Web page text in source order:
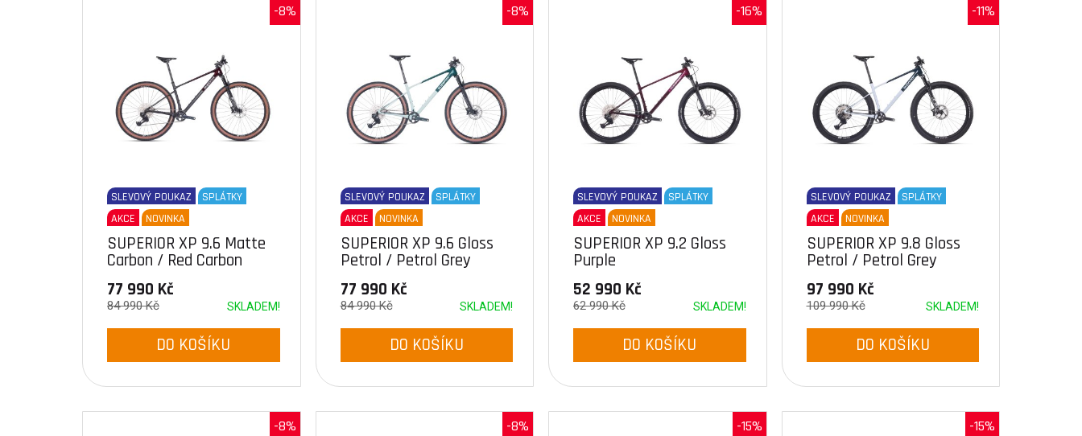
-8%
SLEVOVÝ POUKAZ
SPLÁTKY
AKCE
NOVINKA
SUPERIOR XP 9.6 Matte
Carbon / Red Carbon
77 990 Kč
SKLADEM!
84 990 Kč
DO KOŠÍKU
-8%
SLEVOVÝ POUKAZ
SPLÁTKY
AKCE
NOVINKA
SUPERIOR XP 9.6 Gloss
Petrol / Petrol Grey
77 990 Kč
SKLADEM!
84 990 Kč
DO KOŠÍKU
-16%
SLEVOVÝ POUKAZ
SPLÁTKY
AKCE
NOVINKA
SUPERIOR XP 9.2 Gloss
Purple
52 990 Kč
SKLADEM!
62 990 Kč
DO KOŠÍKU
-11%
SLEVOVÝ POUKAZ
SPLÁTKY
AKCE
NOVINKA
SUPERIOR XP 9.8 Gloss
Petrol / Petrol Grey
97 990 Kč
SKLADEM!
109 990 Kč
DO KOŠÍKU
-8% -8% -15% -15%